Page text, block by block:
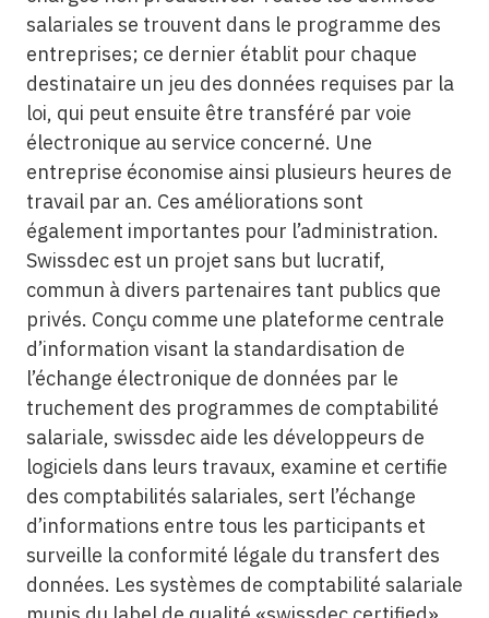
salariales se trouvent dans le programme des
entreprises; ce dernier établit pour chaque
destinataire un jeu des données requises par la
loi, qui peut ensuite être transféré par voie
électronique au service concerné. Une
entreprise économise ainsi plusieurs heures de
travail par an. Ces améliorations sont
également importantes pour l’administration.
Swissdec est un projet sans but lucratif,
commun à divers partenaires tant publics que
privés. Conçu comme une plateforme centrale
d’information visant la standardisation de
l’échange électronique de données par le
truchement des programmes de comptabilité
salariale, swissdec aide les développeurs de
logiciels dans leurs travaux, examine et certifie
des comptabilités salariales, sert l’échange
d’informations entre tous les participants et
surveille la conformité légale du transfert des
données. Les systèmes de comptabilité salariale